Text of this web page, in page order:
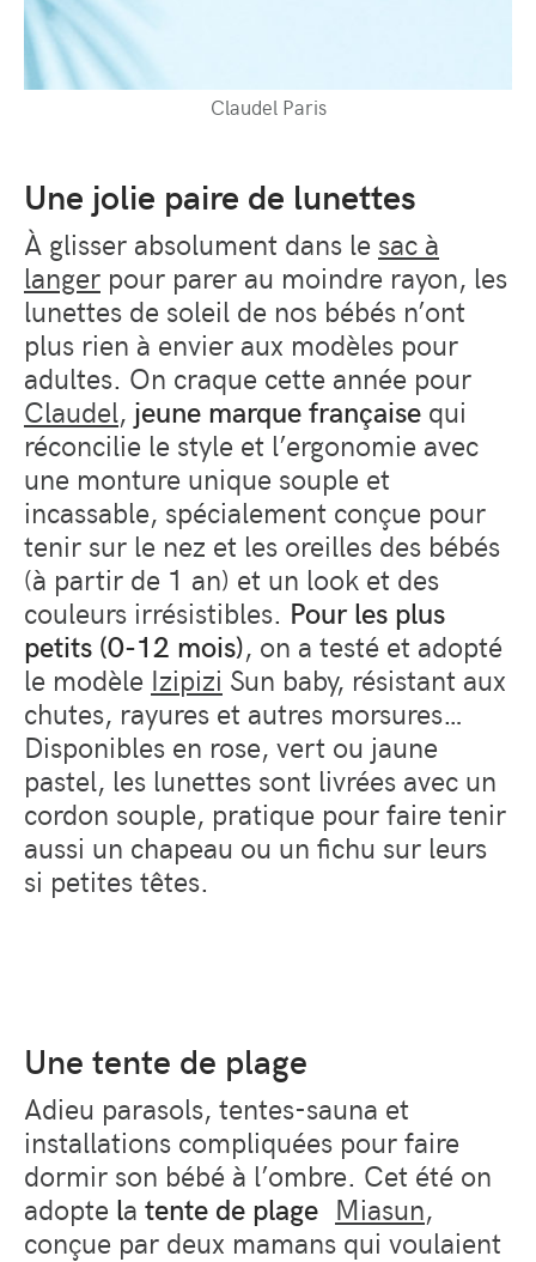
Claudel Paris
Une jolie paire de lunettes
À glisser absolument dans le sac à
langer pour parer au moindre rayon, les
lunettes de soleil de nos bébés n’ont
plus rien à envier aux modèles pour
adultes. On craque cette année pour
Claudel, jeune marque française qui
réconcilie le style et l’ergonomie avec
une monture unique souple et
incassable, spécialement conçue pour
tenir sur le nez et les oreilles des bébés
(à partir de 1 an) et un look et des
couleurs irrésistibles. Pour les plus
petits (0-12 mois), on a testé et adopté
le modèle Izipizi Sun baby, résistant aux
chutes, rayures et autres morsures…
Disponibles en rose, vert ou jaune
pastel, les lunettes sont livrées avec un
cordon souple, pratique pour faire tenir
aussi un chapeau ou un fichu sur leurs
si petites têtes.
Une tente de plage
Adieu parasols, tentes-sauna et
installations compliquées pour faire
dormir son bébé à l’ombre. Cet été on
adopte la tente de plage Miasun,
conçue par deux mamans qui voulaient